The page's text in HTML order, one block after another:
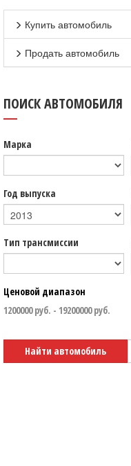
Купить автомобиль
Продать автомобиль
ПОИСК АВТОМОБИЛЯ
Марка
Год выпуска
Тип трансмиссии
Ценовой диапазон
Найти автомобиль